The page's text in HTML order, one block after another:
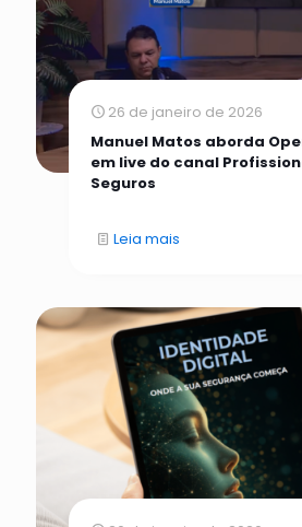
26 de janeiro de 2026
Manuel Matos aborda
em live do canal
Seguros
Leia mais